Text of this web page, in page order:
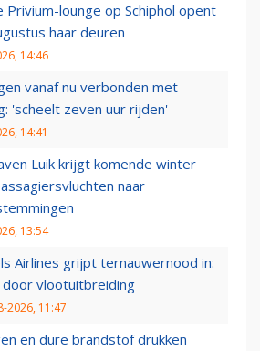
Privium-lounge op Schiphol opent
haar deuren
14:46
vanaf nu verbonden met
'scheelt zeven uur rijden'
14:41
Luik krijgt komende winter
naar
13:54
Airlines grijpt ternauwernood in:
vlootuitbreiding
2026, 11:47
en dure brandstof drukken